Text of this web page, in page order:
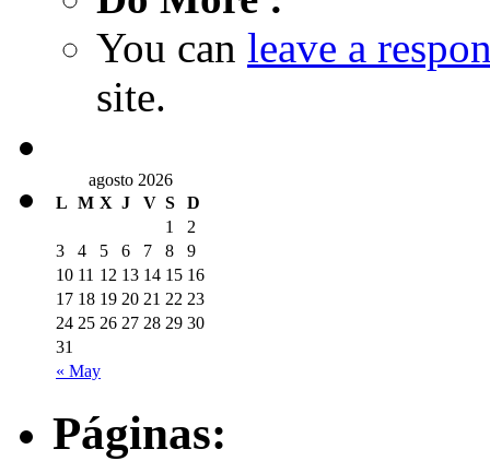
You can leave a
site.
agosto 2026
L M X J V S D
« May
1
2
3
4 5 6 7 8
9
10 11 12 13 14 15 16
17 18 19 20 21 22 23
24 25 26 27 28 29 30
31
Páginas: